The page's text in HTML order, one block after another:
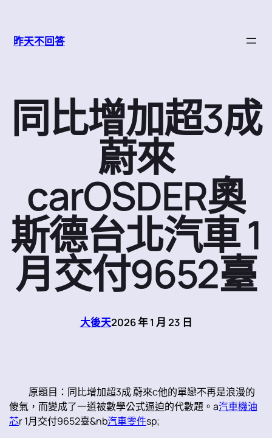
昨天不回答
同比增加超3成
蔚來
carOSDER奧
斯德台北汽車 1
月交付9652臺
大後天2026 年 1 月 23 日
原題目：同比增加超3成 蔚來c他的單戀不再是浪漫的
傻氣，而變成了一道被數學公式逼迫的代數題。a汽車機油
芯r 1月交付9652臺&nb汽車零件sp;